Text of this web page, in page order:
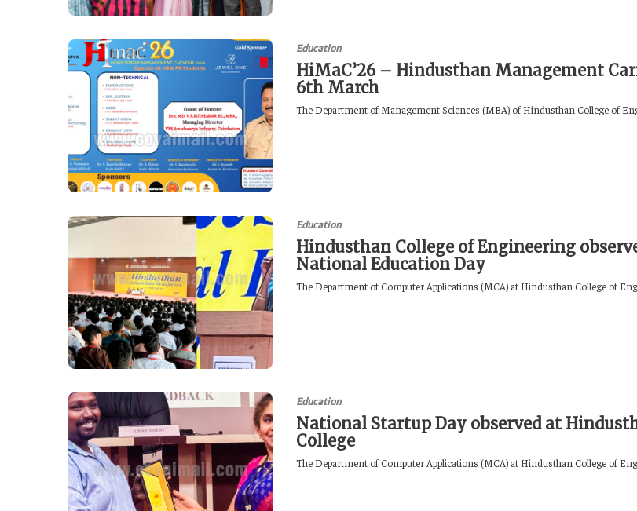
Education
HiMaC’26 – Hindusthan Management
6th March
The Department of Management Sciences (MBA) of Hindusthan College of
Education
Hindusthan College of Engineering
National Education Day
The Department of Computer Applications (MCA) at Hindusthan College of
Education
National Startup Day observed at
College
The Department of Computer Applications (MCA) at Hindusthan College of